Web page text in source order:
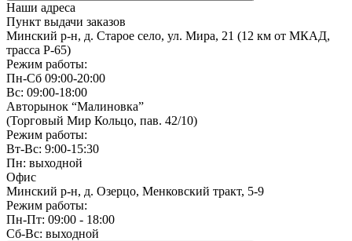
Наши адреса
Пункт выдачи заказов
Минский р-н, д. Старое село, ул. Мира, 21 (12 км от МКАД,
трасса P-65)
Режим работы:
Пн-Сб 09:00-20:00
Вс: 09:00-18:00
Авторынок “Малиновка”
(Торговый Мир Кольцо, пав. 42/10)
Режим работы:
Вт-Вс: 9:00-15:30
Пн: выходной
Офис
Минский р-н, д. Озерцо, Менковский тракт, 5-9
Режим работы:
Пн-Пт: 09:00 - 18:00
Сб-Вс: выходной